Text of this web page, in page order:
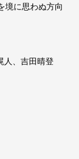
境に思わぬ方向
人、吉田晴登